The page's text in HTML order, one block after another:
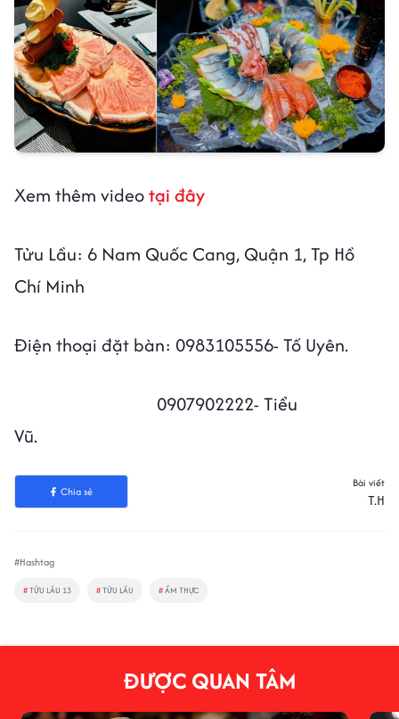
Xem thêm videotại đây
Tửu Lầu: 6 Nam Quốc Cang, Quận 1, Tp Hồ
Chí Minh
Điện thoại đặt bàn: 0983105556- Tố Uyên.
0907902222- Tiểu
Vũ.
Chia sẻ
Bài viết
T.H
#Hashtag
#TỬU LẦU 13 #TỬU LẦU #ẨM THỰC
ĐƯỢC QUAN TÂM